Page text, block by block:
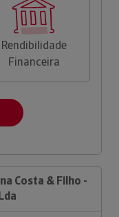
Rendibilidade
Financeira
Costa & Filho -